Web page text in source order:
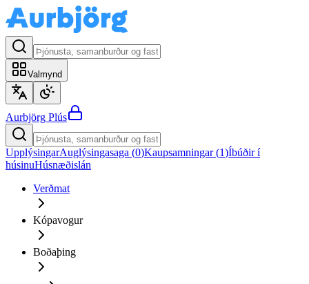
Valmynd
Aurbjörg Plús
UpplýsingarAuglýsingasaga (0)Kaupsamningar (1)Íbúðir í
húsinuHúsnæðislán
Verðmat
Kópavogur
Boðaþing